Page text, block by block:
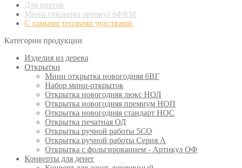
Для цветов
Мини-открытка артикул 6ФКМ
С самыми теплыми чувствами.
Категории продукции
Изделия из дерева
Открытки
Мини открытка новогодняя 6ВГ
Набор мини-открыток
Открытка новогодняя люкс НОЛ
Открытка новогодняя премиум НОП
Открытка новогодняя стандарт НОС
Открытка печатная ОД
Открытка ручной работы 5СО
Открытка ручной работы Серия А
Открытка с фольгированием - Артикул ОФ
Конверты для денег